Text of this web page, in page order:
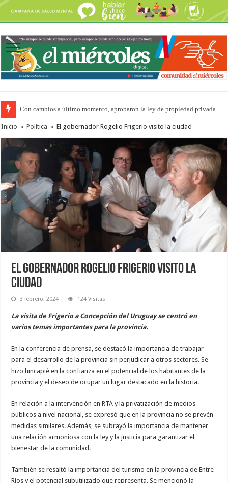
Con cambios a último momento, aprobaron la ley de propiedad privada
Inicio » Política » El gobernador Rogelio Frigerio visito la ciudad
El gobernador Rogelio Frigerio visito la
ciudad
3 febrero, 2024 124 Visitas
La visita de Frigerio a Concepción del Uruguay se centró en
varios temas importantes para la provincia.
En la conferencia de prensa, se destacó la importancia de trabajar
para el desarrollo de la provincia sin perjudicar a otros sectores. Se
hizo hincapié en la confianza en el potencial de los habitantes de la
provincia y el deseo de ocupar un lugar destacado en la historia.
En relación a la intervención en RTA y la privatización de medios
públicos a nivel nacional, se expresó que en la provincia no se prevén
medidas similares. Además, se subrayó la importancia de mantener
una relación armoniosa con la ley y la justicia para garantizar el
bienestar de la comunidad.
También se resaltó la importancia del turismo en la provincia de Entre
Ríos y el potencial subutilizado que representa. Se mencionó la